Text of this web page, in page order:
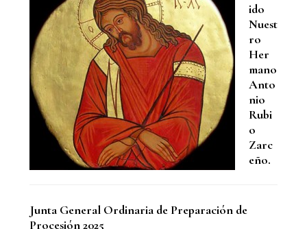
ido
Nuest
ro
Her
mano
Anto
nio
Rubi
o
Zarc
eño.
Junta General Ordinaria de Preparación de
Procesión 2025